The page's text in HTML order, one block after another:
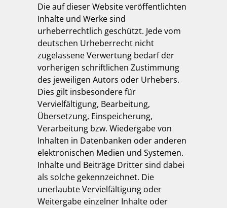
Die auf dieser Website veröffentlichten
Inhalte und Werke sind
urheberrechtlich geschützt. Jede vom
deutschen Urheberrecht nicht
zugelassene Verwertung bedarf der
vorherigen schriftlichen Zustimmung
des jeweiligen Autors oder Urhebers.
Dies gilt insbesondere für
Vervielfältigung, Bearbeitung,
Übersetzung, Einspeicherung,
Verarbeitung bzw. Wiedergabe von
Inhalten in Datenbanken oder anderen
elektronischen Medien und Systemen.
Inhalte und Beiträge Dritter sind dabei
als solche gekennzeichnet. Die
unerlaubte Vervielfältigung oder
Weitergabe einzelner Inhalte oder